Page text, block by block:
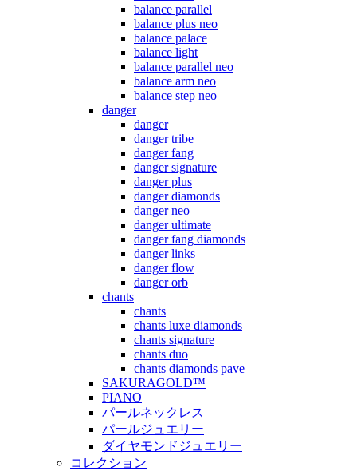
balance parallel
balance plus neo
balance palace
balance light
balance parallel neo
balance arm neo
balance step neo
danger
danger
danger tribe
danger fang
danger signature
danger plus
danger diamonds
danger neo
danger ultimate
danger fang diamonds
danger links
danger flow
danger orb
chants
chants
chants luxe diamonds
chants signature
chants duo
chants diamonds pave
SAKURAGOLD™
PIANO
パールネックレス
パールジュエリー
ダイヤモンドジュエリー
コレクション